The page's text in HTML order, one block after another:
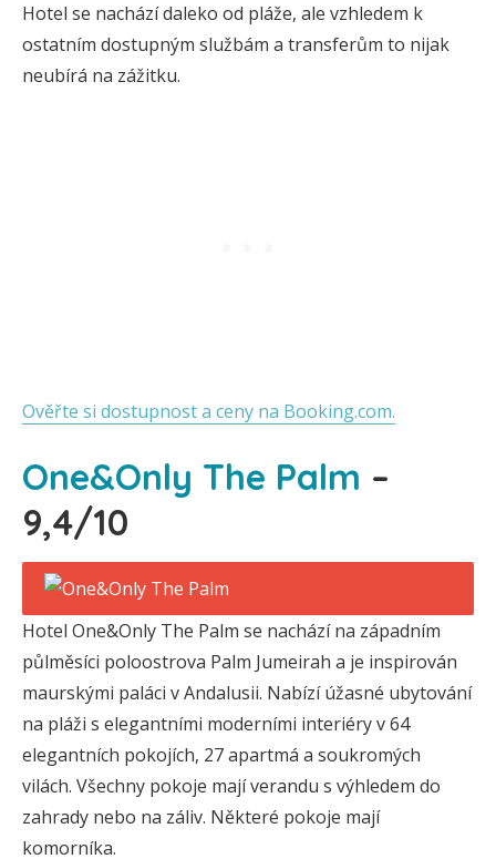
Hotel se nachází daleko od pláže, ale vzhledem k
ostatním dostupným službám a transferům to nijak
neubírá na zážitku.
Ověřte si dostupnost a ceny na Booking.com.
One&Only The Palm –
9,4/10
Hotel One&Only The Palm se nachází na západním
půlměsíci poloostrova Palm Jumeirah a je inspirován
maurskými paláci v Andalusii. Nabízí úžasné ubytování
na pláži s elegantními moderními interiéry v 64
elegantních pokojích, 27 apartmá a soukromých
vilách. Všechny pokoje mají verandu s výhledem do
zahrady nebo na záliv. Některé pokoje mají
komorníka.